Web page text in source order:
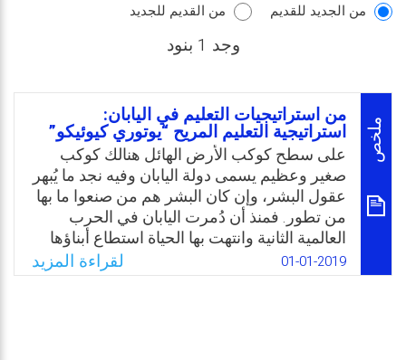
من الجديد للقديم
من القديم للجديد
وجد 1 بنود
ملخص
من استراتيجيات التعليم في اليابان:
استراتيجية التعليم المريح “يوتوري كيوئيكو”
على سطح كوكب الأرض الهائل هنالك كوكب
صغير وعظيم يسمى دولة اليابان وفيه نجد ما يُبهر
عقول البشر، وإن كان البشر هم من صنعوا ما بها
من تطور. فمنذ أن دُمرت اليابان في الحرب
العالمية الثانية وانتهت بها الحياة استطاع أبناؤها
أن يضعوا أسسًا لدولة جديدة أصبحت الآن في
مقدمة الدول الصناعية والتجارية والعِلمية، وعند
01-01-2019 لقراءة المزيد